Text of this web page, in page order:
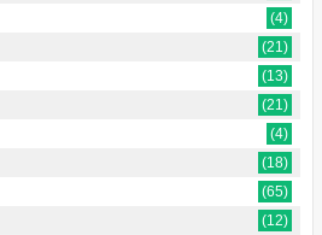
(4)
(21)
(13)
(21)
(4)
(18)
(65)
(12)